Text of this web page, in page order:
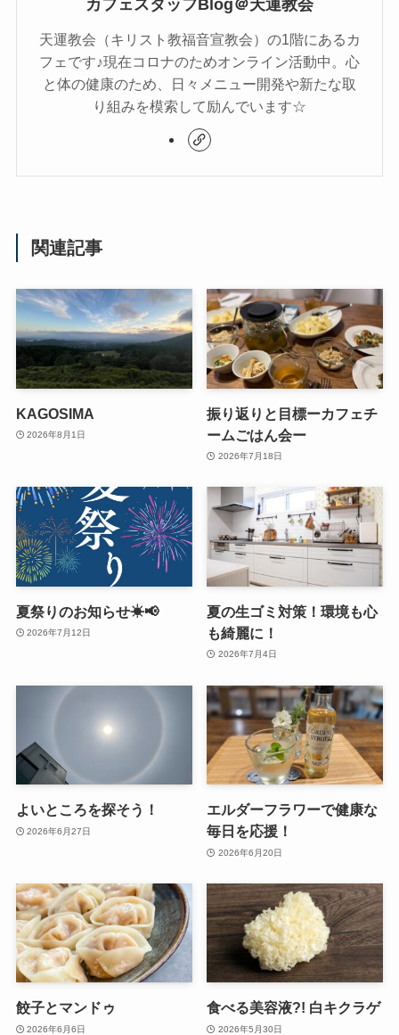
カフェスタッフBlog＠天運教会
天運教会（キリスト教福音宣教会）の1階にあるカ
フェです♪現在コロナのためオンライン活動中。心
と体の健康のため、日々メニュー開発や新たな取
り組みを模索して励んでいます☆
関連記事
KAGOSIMA
2026年8月1日
振り返りと目標ーカフェチ
ームごはん会ー
2026年7月18日
夏祭りのお知らせ☀📢
2026年7月12日
夏の生ゴミ対策！環境も心
も綺麗に！
2026年7月4日
よいところを探そう！
2026年6月27日
エルダーフラワーで健康な
毎日を応援！
2026年6月20日
餃子とマンドゥ
2026年6月6日
食べる美容液?! 白キクラゲ
2026年5月30日